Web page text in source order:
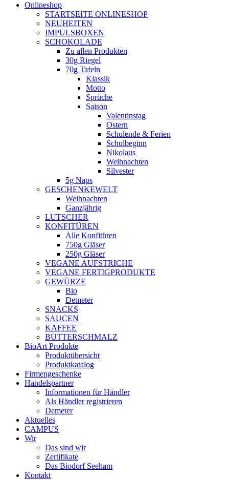
Onlineshop
STARTSEITE ONLINESHOP
NEUHEITEN
IMPULSBOXEN
SCHOKOLADE
Zu allen Produkten
30g Riegel
70g Tafeln
Klassik
Motto
Sprüche
Saison
Valentinstag
Ostern
Schulende & Ferien
Schulbeginn
Nikolaus
Weihnachten
Silvester
5g Naps
GESCHENKEWELT
Weihnachten
Ganzjährig
LUTSCHER
KONFITÜREN
Alle Konfitüren
750g Gläser
250g Gläser
VEGANE AUFSTRICHE
VEGANE FERTIGPRODUKTE
GEWÜRZE
Bio
Demeter
SNACKS
SAUCEN
KAFFEE
BUTTERSCHMALZ
BioArt Produkte
Produktübersicht
Produktkatalog
Firmengeschenke
Handelspartner
Informationen für Händler
Als Händler registrieren
Demeter
Aktuelles
CAMPUS
Wir
Das sind wir
Zertifikate
Das Biodorf Seeham
Kontakt